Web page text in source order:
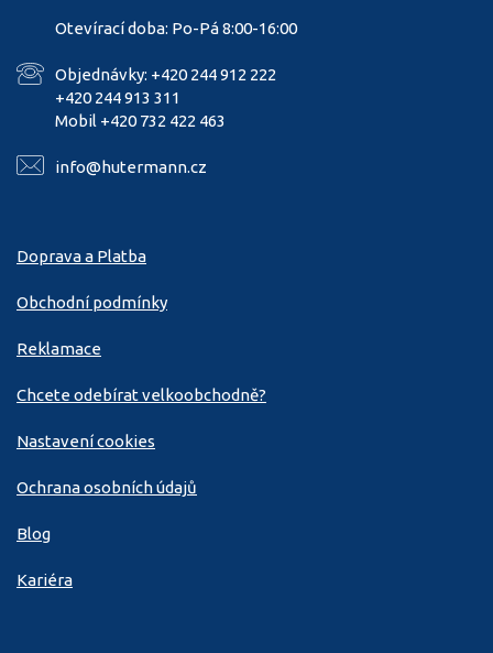
Otevírací doba: Po-Pá 8:00-16:00
Objednávky: +420 244 912 222
+420 244 913 311
Mobil +420 732 422 463
info@hutermann.cz
Doprava a Platba
Obchodní podmínky
Reklamace
Chcete odebírat velkoobchodně?
Nastavení cookies
Ochrana osobních údajů
Blog
Kariéra